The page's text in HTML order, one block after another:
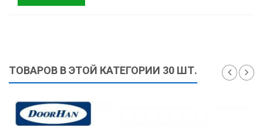
ТОВАРОВ В ЭТОЙ КАТЕГОРИИ 30 ШТ.